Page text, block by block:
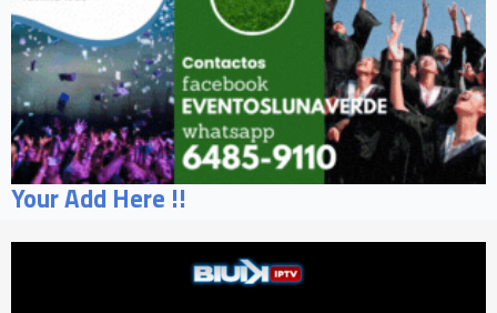
Your Add Here !!